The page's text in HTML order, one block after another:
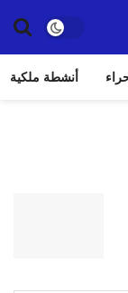
أنشطة ملكية